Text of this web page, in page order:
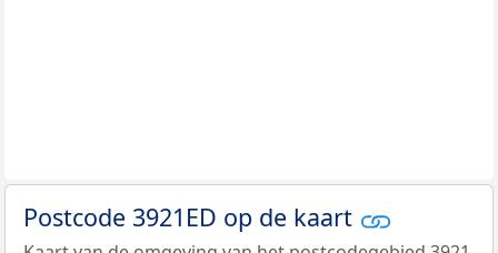
Postcode 3921ED op de kaart